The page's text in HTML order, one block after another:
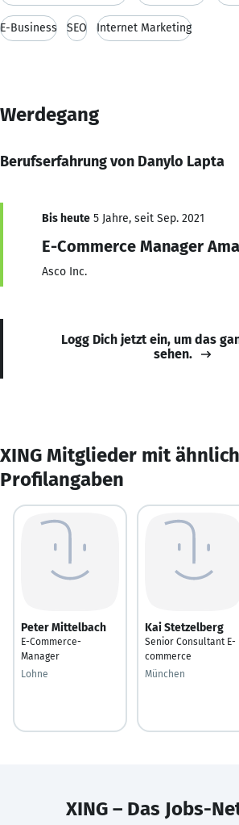
E-Business SEO Internet Marketing
Werdegang
Berufserfahrung von Danylo Lapta
Bis heute 5 Jahre, seit Sep. 2021
E-Commerce Manager
Asco Inc.
Logg Dich jetzt ein, um das
sehen.
XING Mitglieder mit
Profilangaben
Peter Mittelbach
E-Commerce-
Manager
Lohne
Kai Stetzelberg
Senior Consultant E-
commerce
München
XING – Das Jobs-